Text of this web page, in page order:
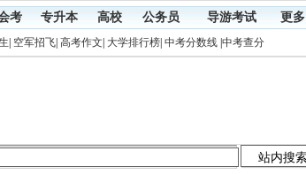
考 专升本 高校 公务员 导游考试 更多
空军招飞| 高考作文 大学排行榜| 中考分数线| 中考查分